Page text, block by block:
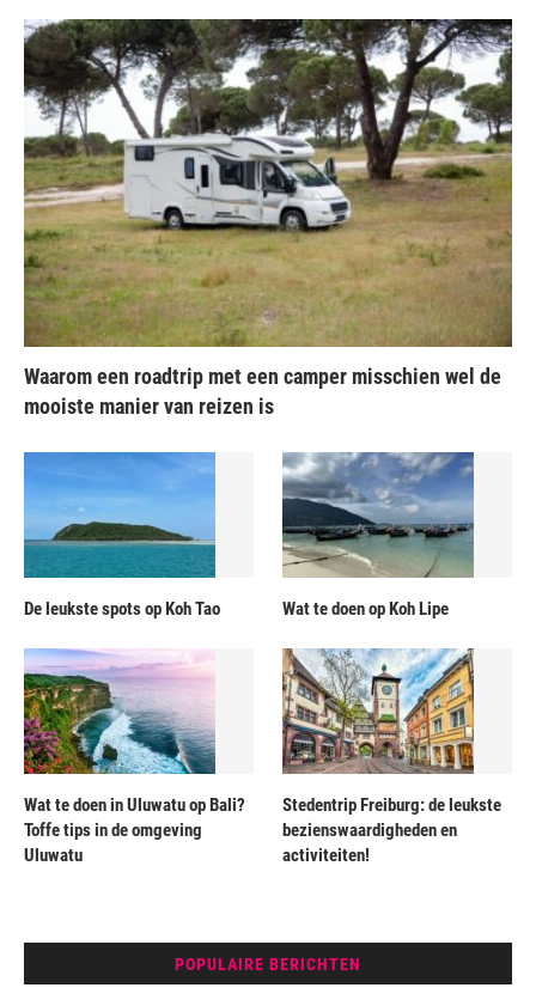
Waarom een roadtrip met een camper misschien wel de
mooiste manier van reizen is
De leukste spots op Koh Tao Wat te doen op Koh Lipe
Wat te doen in Uluwatu op Bali?
Toffe tips in de omgeving
Uluwatu
Stedentrip Freiburg: de leukste
bezienswaardigheden en
activiteiten!
POPULAIRE BERICHTEN